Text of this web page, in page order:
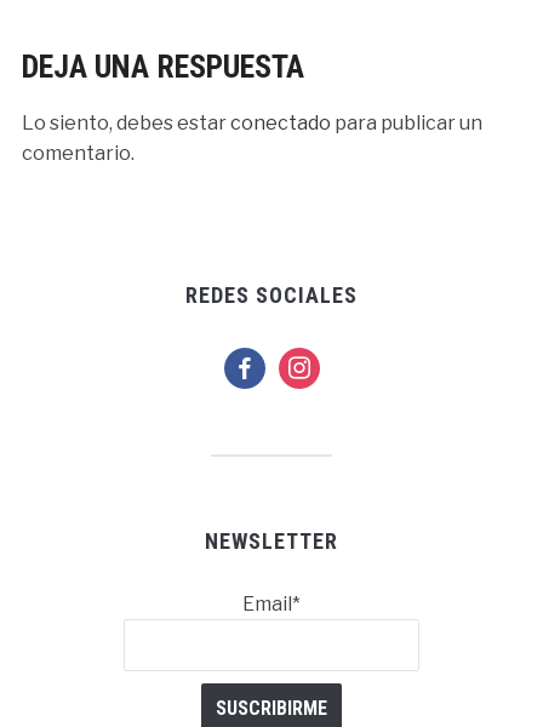
DEJA UNA RESPUESTA
Lo siento, debes estarconectado para publicar un
comentario.
REDES SOCIALES
facebookinstagram
NEWSLETTER
Email*